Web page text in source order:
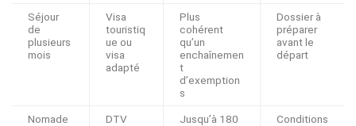
Séjour
de
plusieurs
mois
Visa
touristiq
ue ou
visa
adapté
Plus
cohérent
qu’un
enchaînemen
t
d’exemption
s
Dossier à
préparer
avant le
départ
Nomade
DTV
Jusqu’à 180
Conditions